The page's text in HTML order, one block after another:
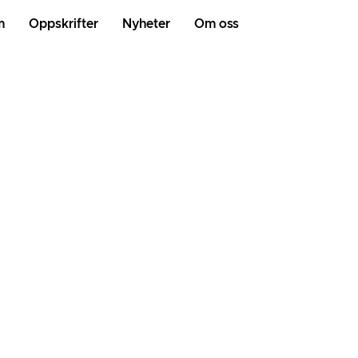
Oppskrifter Nyheter Om oss